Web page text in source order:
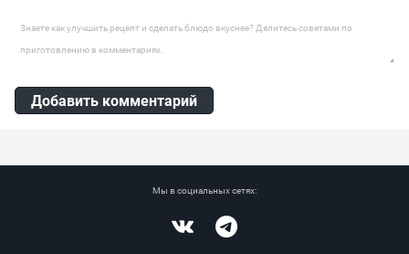
Оставить комментарий
Добавить комментарий
Мы в социальных сетях: